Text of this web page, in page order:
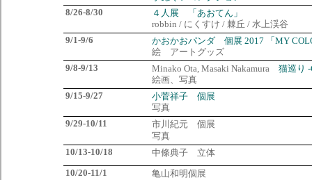
8/26-8/30
４人展 「あおてん」
robbin / にくすけ / 棘丘 / 水上渓谷
9/1-9/6
かおかおパンダ 個展 2017 「MY
絵 アートグッズ
9/8-9/13
Minako Ota, Masaki Nakamura
猫巡り -
絵画、写真
9/15-9/27
小菅祥子 個展
写真
9/29-10/11
市川紀元 個展
写真
10/13-10/18
中條典子 立体
10/20-11/1
亀山和明個展